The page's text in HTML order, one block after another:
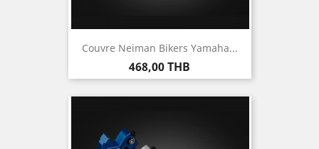
Couvre Neiman Bikers Yamaha...
Prix
468,00 THB